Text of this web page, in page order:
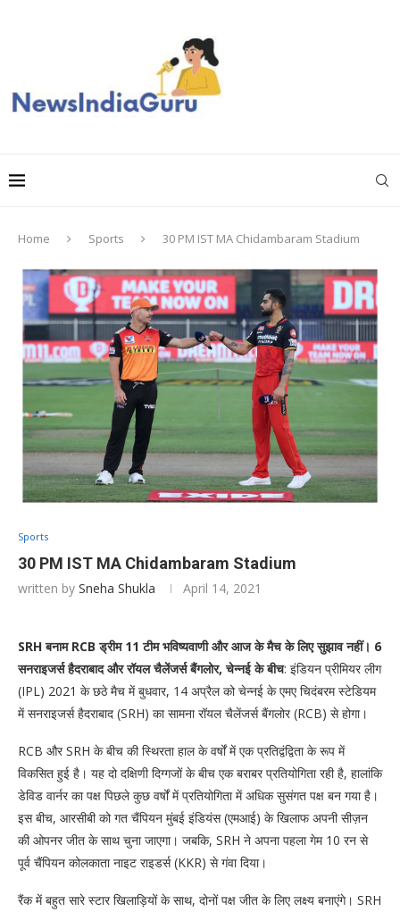
Home Sports 30 PM IST MA Chidambaram Stadium
Sports
30 PM IST MA Chidambaram Stadium
written by Sneha Shukla April 14, 2021
SRH बनाम RCB ड्रीम 11 टीम भविष्यवाणी और आज के मैच के लिए सुझाव नहीं। 6
सनराइजर्स हैदराबाद और रॉयल चैलेंजर्स बैंगलोर, चेन्नई के बीच: इंडियन प्रीमियर लीग
(IPL) 2021 के छठे मैच में बुधवार, 14 अप्रैल को चेन्नई के एमए चिदंबरम स्टेडियम
में सनराइजर्स हैदराबाद (SRH) का सामना रॉयल चैलेंजर्स बैंगलोर (RCB) से होगा।
RCB और SRH के बीच की स्थिरता हाल के वर्षों में एक प्रतिद्वंद्विता के रूप में
विकसित हुई है। यह दो दक्षिणी दिग्गजों के बीच एक बराबर प्रतियोगिता रही है, हालांकि
डेविड वार्नर का पक्ष पिछले कुछ वर्षों में प्रतियोगिता में अधिक सुसंगत पक्ष बन गया है।
इस बीच, आरसीबी को गत चैंपियन मुंबई इंडियंस (एमआई) के खिलाफ अपनी सीज़न
की ओपनर जीत के साथ चुना जाएगा। जबकि, SRH ने अपना पहला गेम 10 रन से
पूर्व चैंपियन कोलकाता नाइट राइडर्स (KKR) से गंवा दिया।
रैंक में बहुत सारे स्टार खिलाड़ियों के साथ, दोनों पक्ष जीत के लिए लक्ष्य बनाएंगे। SRH